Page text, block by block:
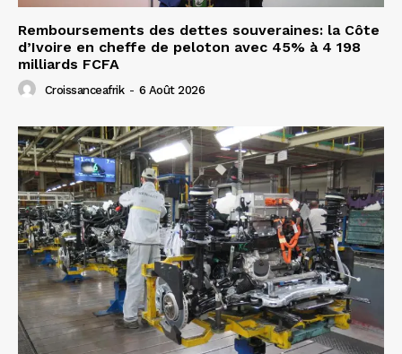
Remboursements des dettes souveraines: la Côte
d’Ivoire en cheffe de peloton avec 45% à 4 198
milliards FCFA
Croissanceafrik - 6 Août 2026